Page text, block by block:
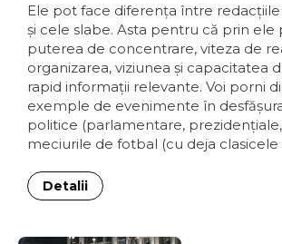
Ele pot face diferenţa între
şi cele slabe. Asta pentru că prin ele
puterea de concentrare, viteza de
organizarea, viziunea şi capacitatea
rapid informaţii relevante. Voi porni
exemple de evenimente în
politice (parlamentare,
meciurile de fotbal (cu deja clasicele
Detalii